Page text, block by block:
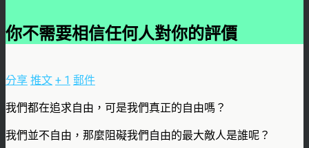
你不需要相信任何人對你的評價
分享 推文 + 1 郵件
我們都在追求自由，可是我們真正的自由嗎？
我們並不自由，那麼阻礙我們自由的最大敵人是誰呢？